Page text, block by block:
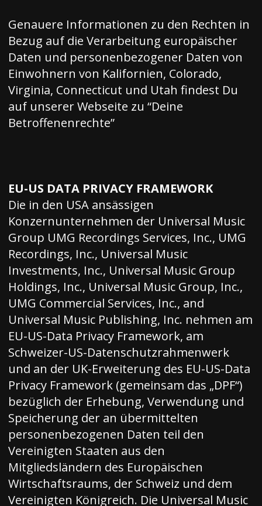
Genauere Informationen zu den Rechten in
Bezug auf die Verarbeitung europäischer
Daten und personenbezogener Daten von
Einwohnern von Kalifornien, Colorado,
Virginia, Connecticut und Utah findest Du
auf unserer Webseite zu “Deine
Betroffenenrechte”
EU-US DATA PRIVACY FRAMEWORK
Die in den USA ansässigen
Konzernunternehmen der Universal Music
Group UMG Recordings Services, Inc., UMG
Recordings, Inc., Universal Music
Investments, Inc., Universal Music Group
Holdings, Inc., Universal Music Group, Inc.,
UMG Commercial Services, Inc., and
Universal Music Publishing, Inc. nehmen am
EU-US-Data Privacy Framework, am
Schweizer-US-Datenschutzrahmenwerk
und an der UK-Erweiterung des EU-US-Data
Privacy Framework (gemeinsam das „DPF“)
bezüglich der Erhebung, Verwendung und
Speicherung der an übermittelten
personenbezogenen Daten teil den
Vereinigten Staaten aus den
Mitgliedsländern des Europäischen
Wirtschaftsraums, der Schweiz und dem
Vereinigten Königreich. Die Universal Music